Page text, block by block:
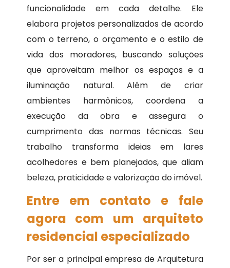
funcionalidade em cada detalhe. Ele
elabora projetos personalizados de acordo
com o terreno, o orçamento e o estilo de
vida dos moradores, buscando soluções
que aproveitam melhor os espaços e a
iluminação natural. Além de criar
ambientes harmônicos, coordena a
execução da obra e assegura o
cumprimento das normas técnicas. Seu
trabalho transforma ideias em lares
acolhedores e bem planejados, que aliam
beleza, praticidade e valorização do imóvel.
Entre em contato e fale
agora com um arquiteto
residencial especializado
Por ser a principal empresa de Arquitetura